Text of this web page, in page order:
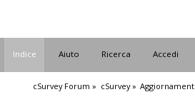
Indice Aiuto Ricerca Accedi
cSurvey Forum » cSurvey» Aggiornamenti